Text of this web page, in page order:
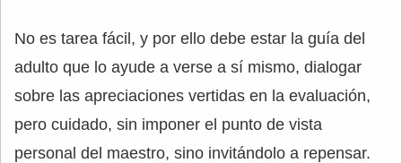
No es tarea fácil, y por ello debe estar la guía del
adulto que lo ayude a verse a sí mismo, dialogar
sobre las apreciaciones vertidas en la evaluación,
pero cuidado, sin imponer el punto de vista
personal del maestro, sino invitándolo a repensar.